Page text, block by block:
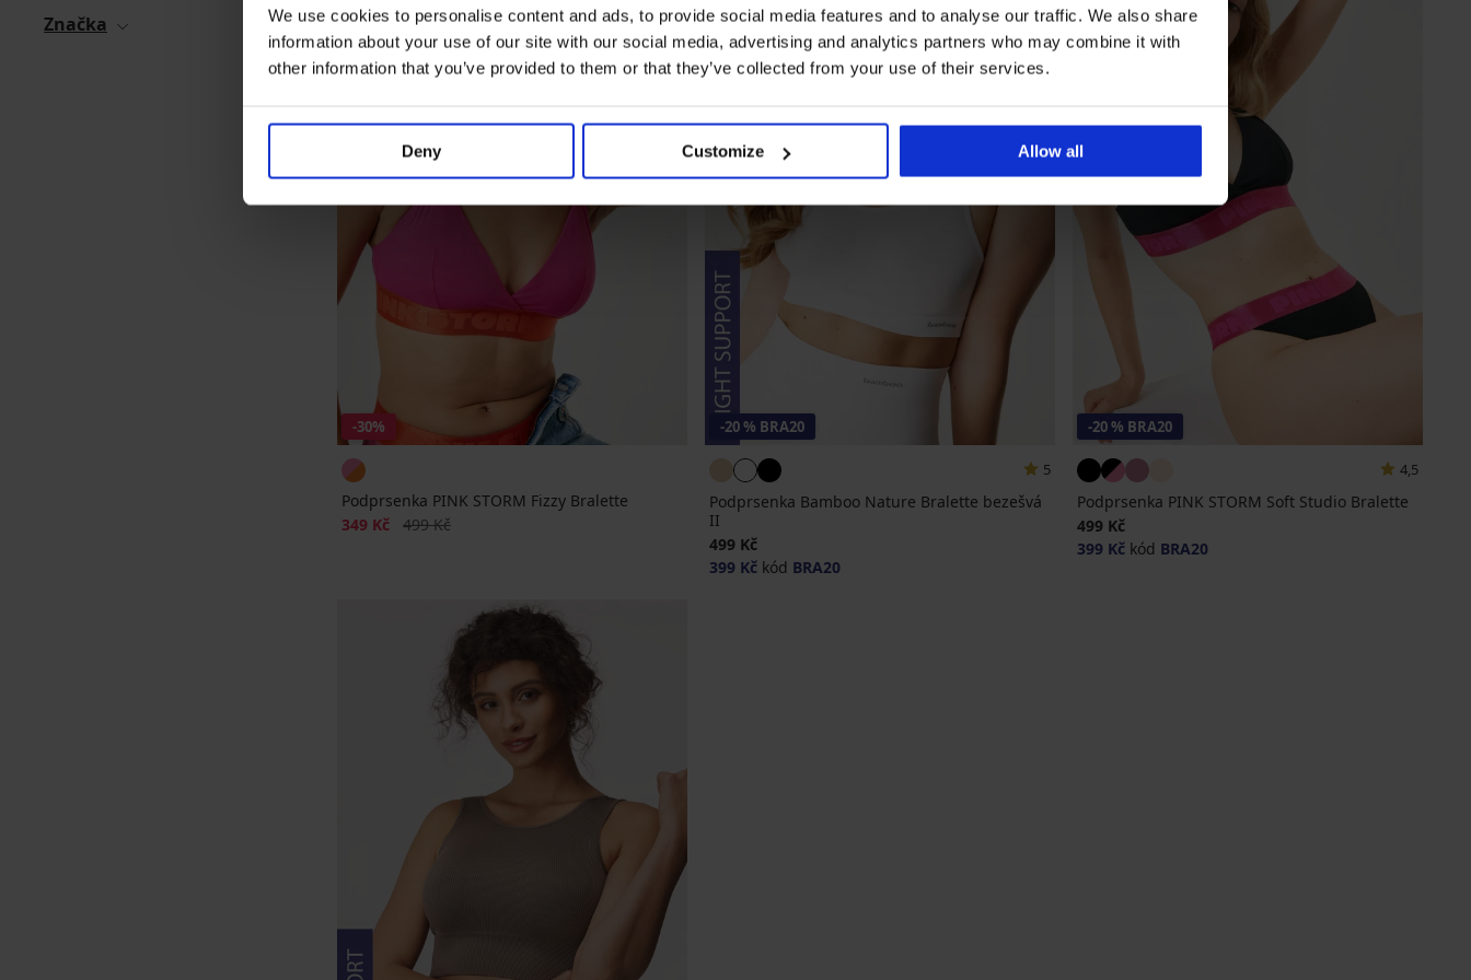
We use cookies to personalise content and ads, to provide social media features and to analyse our traffic. We also share
information about your use of our site with our social media, advertising and analytics partners who may combine it with
other information that you’ve provided to them or that they’ve collected from your use of their services.
Deny Customize Allow all
Značka
-30%
Podprsenka PINK STORM Fizzy Bralette
Sleva
349 Kč Původní cena
499 Kč
-20 % BRA20
5
Podprsenka Bamboo Nature Bralette bezešvá
II
499 Kč
399 Kčkód BRA20
-20 % BRA20
4,5
Podprsenka PINK STORM Soft Studio Bralette
499 Kč
399 Kčkód BRA20